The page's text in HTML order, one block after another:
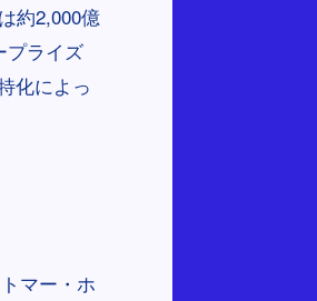
約2,000億
プライズ
化によっ
マー・ホ